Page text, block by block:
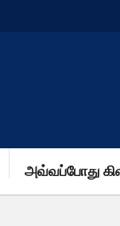
அவ்வப்போது